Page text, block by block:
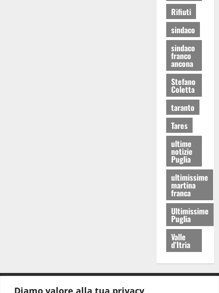
Diamo valore alla tua privacy
Rifiuti
sindaco
sindaco
franco
ancona
Stefano
Coletta
taranto
Tares
ultime
notizie
Puglia
ultimissime
martina
franca
Ultimissime
Puglia
Valle
d'Itria